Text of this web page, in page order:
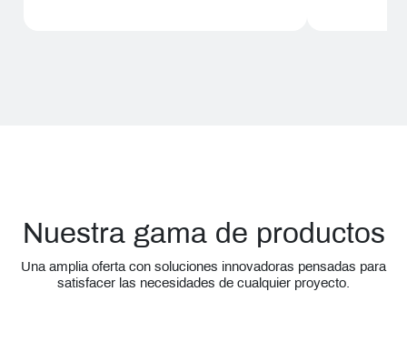
Nuestra gama de productos
Una amplia oferta con soluciones innovadoras pensadas para
satisfacer las necesidades de cualquier proyecto.